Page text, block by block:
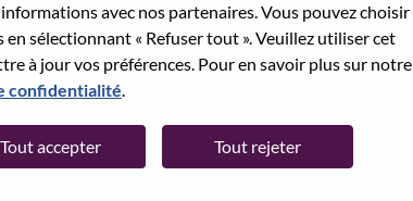
avec nos partenaires. Vous pouvez choisir
sélectionnant « Refuser tout ». Veuillez utiliser cet
à jour vos préférences. Pour en savoir plus sur notre
confidentialité.
Tout accepter Tout rejeter
nos
et vous
merci de
décrire en anglais
l'objet du
problème.